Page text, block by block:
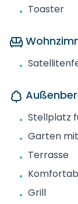
• Toaster
•
• Stellplatz
• Garten
• Terrasse
•
• Grill